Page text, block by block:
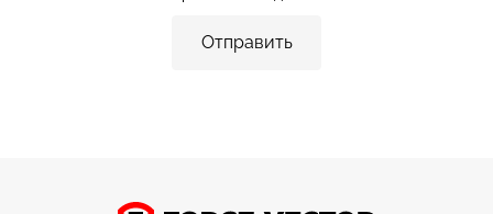
Отправить